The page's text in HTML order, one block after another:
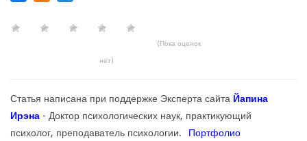
(Пока оценок
нет)
Статья написана при поддержке Эксперта сайта Йапина
Ирэна - Доктор психологических наук, практикующий
психолог, преподаватель психологии.
Портфолио